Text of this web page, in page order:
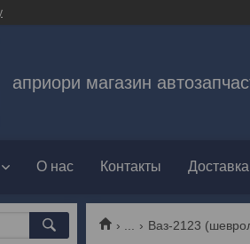
априори магазин
О нас Контакты
Ваз-2123